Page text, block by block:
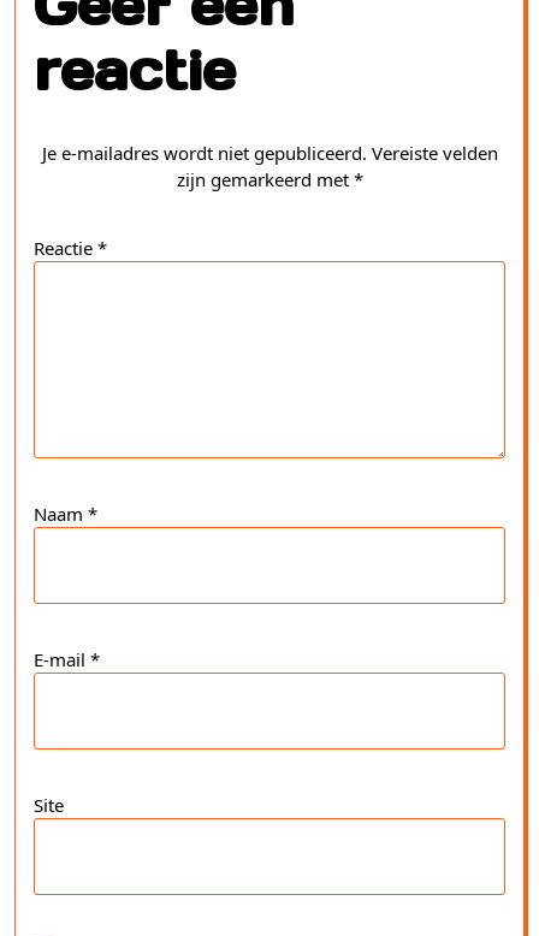
reactie
Je e-mailadres wordt niet gepubliceerd. Vereiste velden
zijn gemarkeerd met *
Reactie *
Naam *
E-mail *
Site